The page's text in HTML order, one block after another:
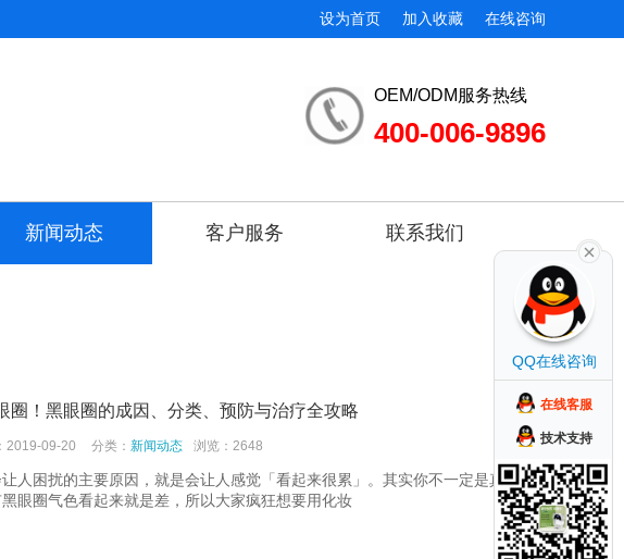
在线咨询
加入收藏
设为首页
OEM/ODM服务热线
400-006-9896
新闻动态 客户服务 联系我们
圈！黑眼圈的成因、分类、预防与治疗全攻略
2019-09-20 分类：新闻动态 浏览：2648
人困扰的主要原因，就是会让人感觉「看起来很累」。其实你不一定是真的
黑眼圈气色看起来就是差，所以大家疯狂想要用化妆
QQ在线咨询
在线客服
技术支持